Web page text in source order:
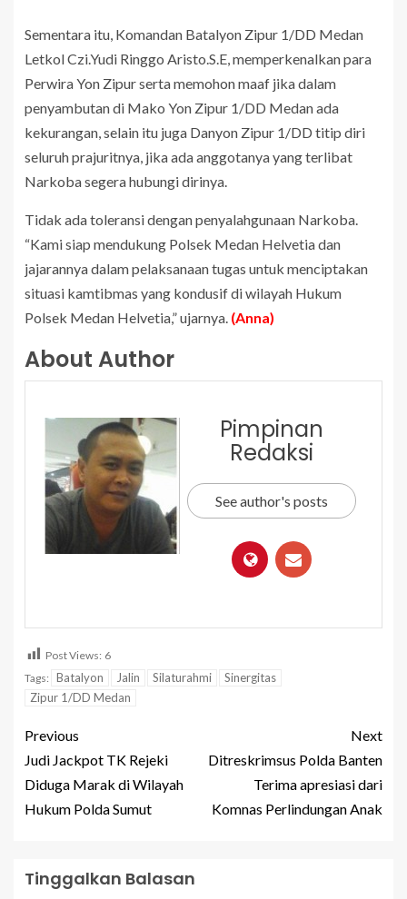
Sementara itu, Komandan Batalyon Zipur 1/DD Medan
Letkol Czi.Yudi Ringgo Aristo.S.E, memperkenalkan para
Perwira Yon Zipur serta memohon maaf jika dalam
penyambutan di Mako Yon Zipur 1/DD Medan ada
kekurangan, selain itu juga Danyon Zipur 1/DD titip diri
seluruh prajuritnya, jika ada anggotanya yang terlibat
Narkoba segera hubungi dirinya.
Tidak ada toleransi dengan penyalahgunaan Narkoba.
“Kami siap mendukung Polsek Medan Helvetia dan
jajarannya dalam pelaksanaan tugas untuk menciptakan
situasi kamtibmas yang kondusif di wilayah Hukum
Polsek Medan Helvetia,” ujarnya. (Anna)
About Author
Pimpinan
Redaksi
See author's posts
Post Views: 6
Tags: Batalyon Jalin Silaturahmi
Sinergitas
Zipur 1/DD Medan
Previous
Judi Jackpot TK Rejeki
Diduga Marak di Wilayah
Hukum Polda Sumut
Next
Ditreskrimsus Polda Banten
Terima apresiasi dari
Komnas Perlindungan Anak
Tinggalkan Balasan